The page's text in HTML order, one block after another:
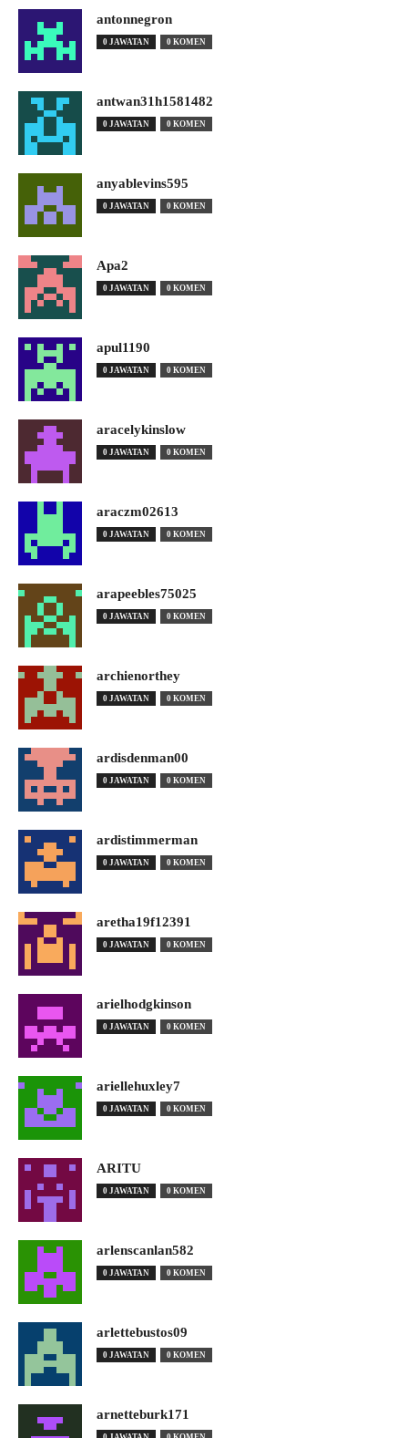
antonnegron
0 JAWATAN 0 KOMEN
antwan31h1581482
0 JAWATAN 0 KOMEN
anyablevins595
0 JAWATAN 0 KOMEN
Apa2
0 JAWATAN 0 KOMEN
apul1190
0 JAWATAN 0 KOMEN
aracelykinslow
0 JAWATAN 0 KOMEN
araczm02613
0 JAWATAN 0 KOMEN
arapeebles75025
0 JAWATAN 0 KOMEN
archienorthey
0 JAWATAN 0 KOMEN
ardisdenman00
0 JAWATAN 0 KOMEN
ardistimmerman
0 JAWATAN 0 KOMEN
aretha19f12391
0 JAWATAN 0 KOMEN
arielhodgkinson
0 JAWATAN 0 KOMEN
ariellehuxley7
0 JAWATAN 0 KOMEN
ARITU
0 JAWATAN 0 KOMEN
arlenscanlan582
0 JAWATAN 0 KOMEN
arlettebustos09
0 JAWATAN 0 KOMEN
arnetteburk171